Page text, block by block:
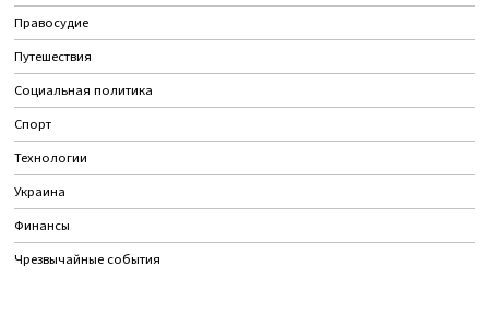
Правосудие
Путешествия
Социальная политика
Спорт
Технологии
Украина
Финансы
Чрезвычайные события